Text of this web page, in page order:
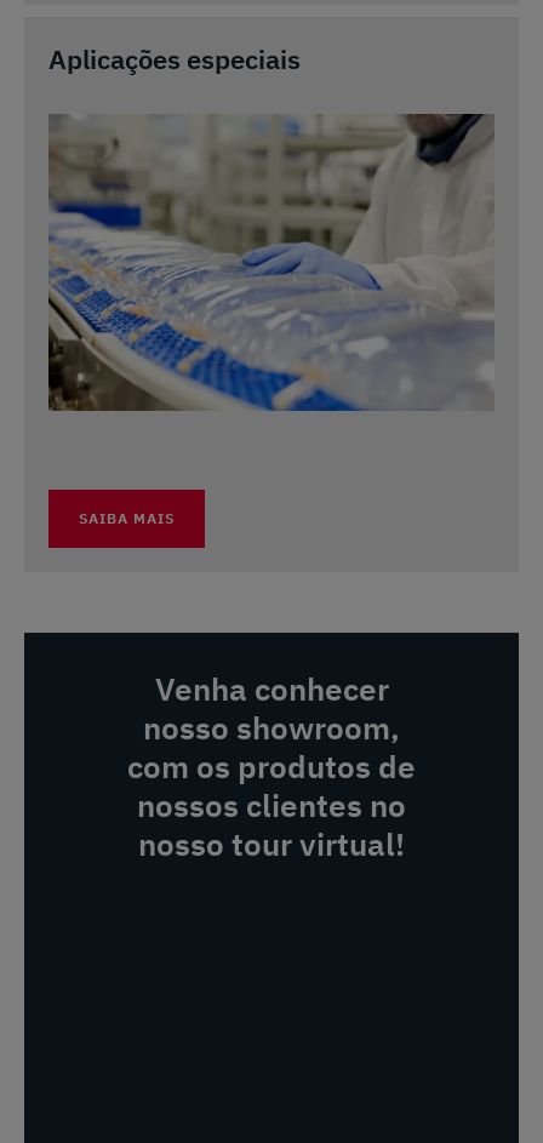
Aplicações especiais
SAIBA MAIS
Venha conhecer
nosso showroom,
com os produtos de
nossos clientes no
nosso tour virtual!